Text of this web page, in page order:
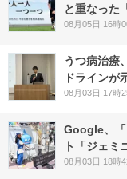
と重なった
08月05日 16時
うつ病治療
ドラインが
08月03日 17時
Google、
ト「ジェミ
08月03日 18時